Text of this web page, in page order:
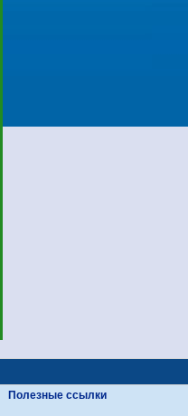
Полезные ссылки